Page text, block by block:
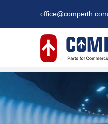
office@comperth.com